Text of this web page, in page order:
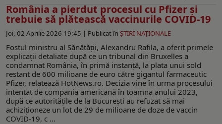
România a pierdut procesul cu Pfizer şi
trebuie să plătească vaccinurile COVID-19
Joi, 02 Aprilie 2026 19:45 | Publicat în ŞTIRI NAŢIONALE
Fostul ministru al Sănătății, Alexandru Rafila, a oferit primele
explicații detaliate după ce un tribunal din Bruxelles a
condamnat România, în primă instanță, la plata unui sold
restant de 600 milioane de euro către gigantul farmaceutic
Pfizer, relatează HotNews.ro. Decizia vine în urma procesului
intentat de compania americană în toamna anului 2023,
după ce autoritățile de la București au refuzat să mai
achiziționeze un lot de 29 de milioane de doze de vaccin
COVID-19, c ...